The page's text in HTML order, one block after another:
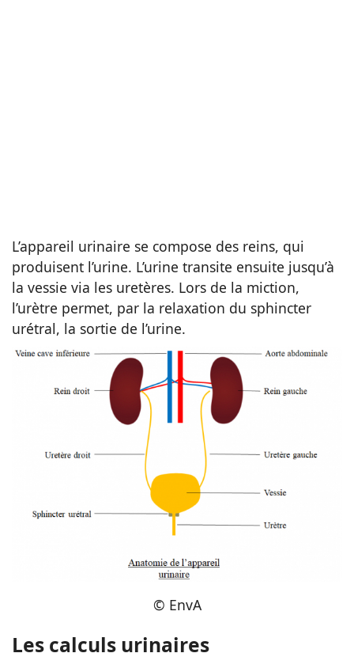
L’appareil urinaire se compose des reins, qui
produisent l’urine. L’urine transite ensuite jusqu’à
la vessie via les uretères. Lors de la miction,
l’urètre permet, par la relaxation du sphincter
urétral, la sortie de l’urine.
© EnvA
Les calculs urinaires